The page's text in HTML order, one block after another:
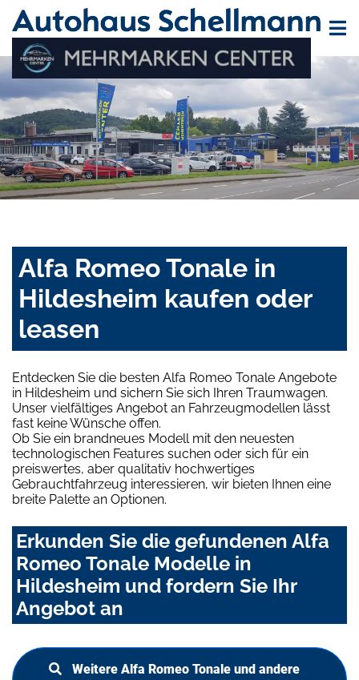
Alfa Romeo Tonale in
Hildesheim kaufen oder
leasen
Entdecken Sie die besten Alfa Romeo Tonale Angebote
in Hildesheim und sichern Sie sich Ihren Traumwagen.
Unser vielfältiges Angebot an Fahrzeugmodellen lässt
fast keine Wünsche offen.
Ob Sie ein brandneues Modell mit den neuesten
technologischen Features suchen oder sich für ein
preiswertes, aber qualitativ hochwertiges
Gebrauchtfahrzeug interessieren, wir bieten Ihnen eine
breite Palette an Optionen.
Erkunden Sie die gefundenen Alfa
Romeo Tonale Modelle in
Hildesheim und fordern Sie Ihr
Angebot an
Weitere Alfa Romeo Tonale und andere